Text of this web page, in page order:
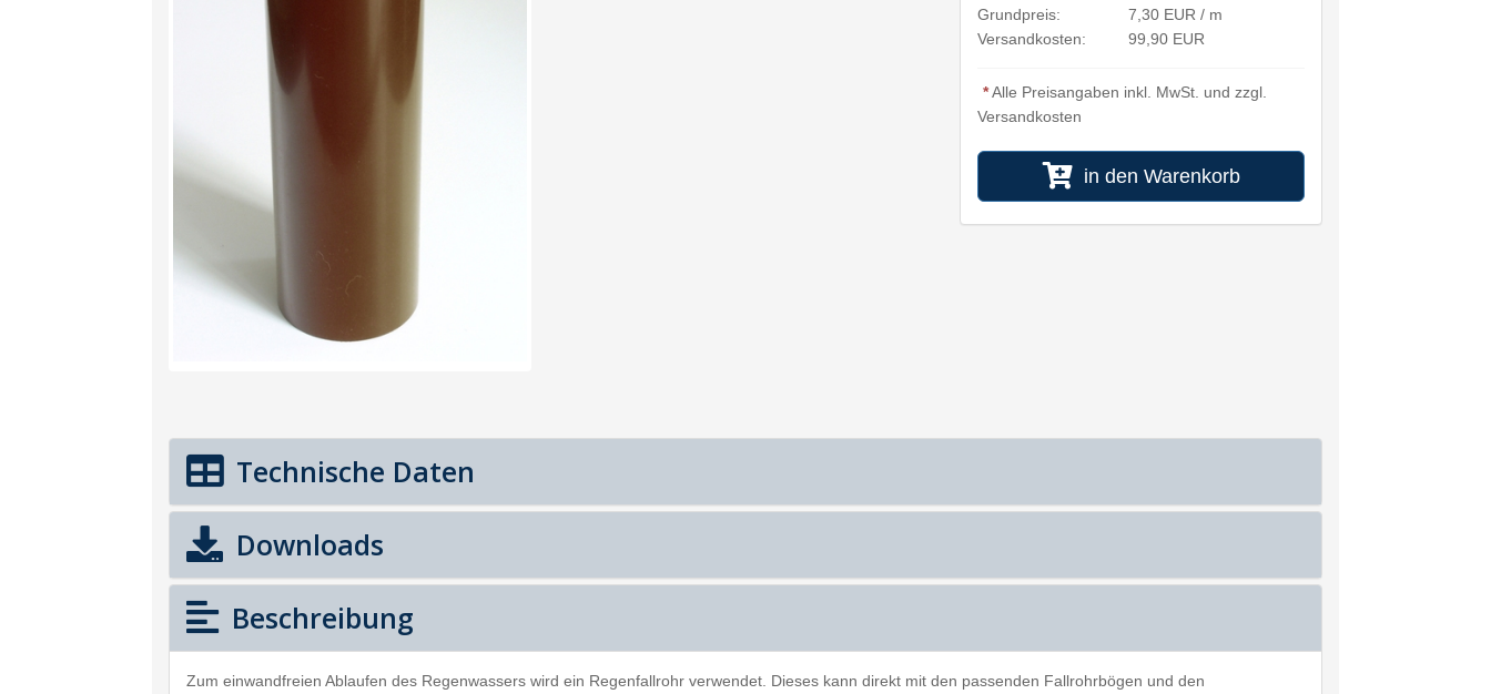
Grundpreis:
7,30 EUR / m
Versandkosten:
99,90 EUR
*Alle Preisangaben inkl. MwSt. und zzgl.
Versandkosten
in den Warenkorb
Technische Daten
Downloads
Beschreibung
Zum einwandfreien Ablaufen des Regenwassers wird ein Regenfallrohr verwendet. Dieses kann direkt mit den passenden Fallrohrbögen und den